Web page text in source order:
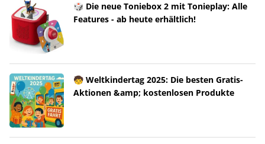
🎲 Die neue Toniebox 2 mit Tonieplay: Alle
Features - ab heute erhältlich!
🧒 Weltkindertag 2025: Die besten Gratis-
Aktionen &amp; kostenlosen Produkte